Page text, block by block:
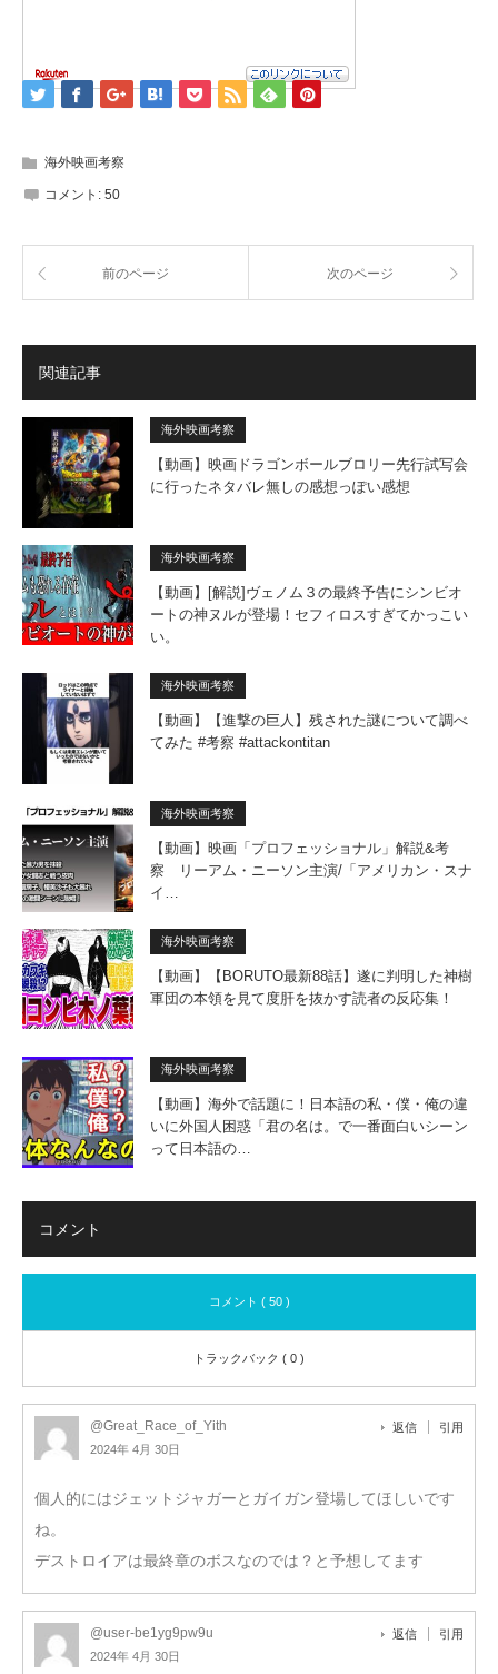
海外映画考察
コメント: 50
前のページ 次のページ
関連記事
海外映画考察
【動画】映画ドラゴンボールブロリー先行試写会
に行ったネタバレ無しの感想っぽい感想
海外映画考察
【動画】[解説]ヴェノム３の最終予告にシンビオ
ートの神ヌルが登場！セフィロスすぎてかっこい
い。
海外映画考察
【動画】【進撃の巨人】残された謎について調べ
てみた #考察 #attackontitan
海外映画考察
【動画】映画「プロフェッショナル」解説&考
察 リーアム・ニーソン主演/「アメリカン・スナ
イ…
海外映画考察
【動画】【BORUTO最新88話】遂に判明した神樹
軍団の本領を見て度肝を抜かす読者の反応集！
海外映画考察
【動画】海外で話題に！日本語の私・僕・俺の違
いに外国人困惑「君の名は。で一番面白いシーン
って日本語の…
コメント
コメント ( 50 )
トラックバック ( 0 )
@Great_Race_of_Yith
2024年 4月 30日
返信 引用
個人的にはジェットジャガーとガイガン登場してほしいです
ね。
デストロイアは最終章のボスなのでは？と予想してます
@user-be1yg9pw9u
2024年 4月 30日
返信 引用